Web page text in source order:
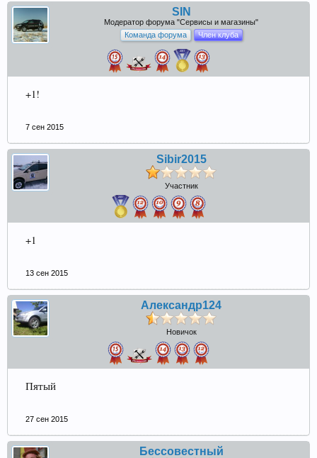
SIN
Модератор форума "Сервисы и магазины"
Команда форума
Член клуба
+1!
7 сен 2015
Sibir2015
Участник
+1
13 сен 2015
Александр124
Новичок
Пятый
27 сен 2015
Бессовестный